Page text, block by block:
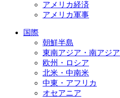
アメリカ経済
アメリカ軍事
国際
朝鮮半島
東南アジア・南アジア
欧州・ロシア
北米・中南米
中東・アフリカ
オセアニア